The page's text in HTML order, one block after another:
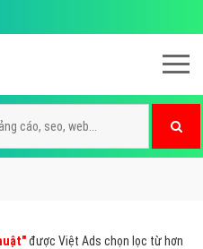
được Việt Ads chọn lọc từ hơn